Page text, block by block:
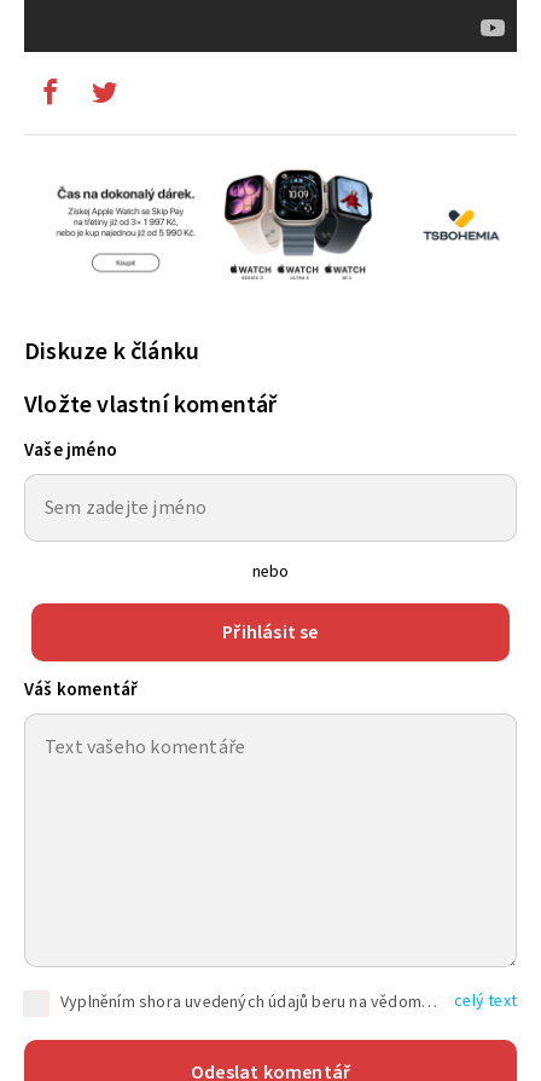
Diskuze k článku
Vložte vlastní komentář
Vaše jméno
nebo
Přihlásit se
Váš komentář
Vyplněním shora uvedených údajů beru na vědomí, že společnost TEXT FACTORY s.r.o., sídlem Brno, Durďákova 336/29, Černá Pole, PSČ: 613 00, IČ: 06157831, zapsané u Krajského soudu v Brně, oddíl C, vložka 100399, bude zpracovávat mé osobní údaje uvedené v rámci mnou vyplněného registračního formuláře na základě oprávněných zájmů TEXT FACTORY s.r.o. dle čl. 6 odst. 1 písm. f) GDPR a pro splnění právních povinností (čl. 6 odst. 1 písm. c) GDPR), a to pro tyto účely: nezbytnost zajistit oprávnění návštěvníka webových stránek provozovaných společností TEXT FACTORY s.r.o. přispívat aktivně ke zveřejněným článkům nebo v rámci diskusních fór a výkon práv TEXT FACTORY s.r.o. jako administrátora těchto diskusních fór. Více informací o zpracování osobních údajů a právech lze nalézt v celý text